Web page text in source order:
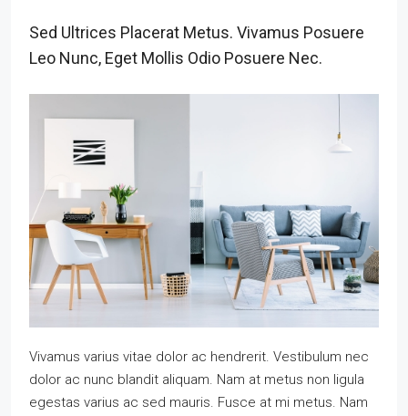
Sed Ultrices Placerat Metus. Vivamus Posuere
Leo Nunc, Eget Mollis Odio Posuere Nec.
Vivamus varius vitae dolor ac hendrerit. Vestibulum nec
dolor ac nunc blandit aliquam. Nam at metus non ligula
egestas varius ac sed mauris. Fusce at mi metus. Nam